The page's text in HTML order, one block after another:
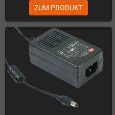
ZUM PRODUKT